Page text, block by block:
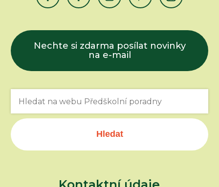
Nechte si zdarma posílat novinky
na e-mail
Hledat